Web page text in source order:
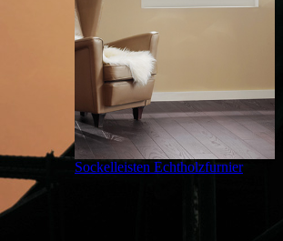
Sockelleisten Echtholzfurnier